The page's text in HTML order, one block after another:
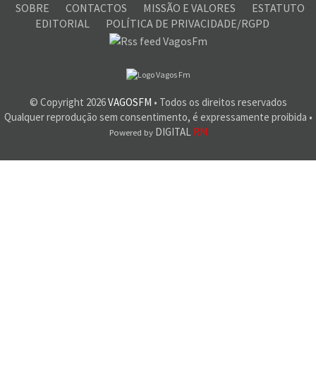
SOBRE CONTACTOS MISSÃO E VALORES
ESTATUTO
EDITORIAL
POLÍTICA DE PRIVACIDADE/RGPD
© Copyright 2026VAGOSFM • Todos os direitos reservados
Qualquer reprodução sem consentimento, é expressamente proibida •
Powered byDIGITAL RM